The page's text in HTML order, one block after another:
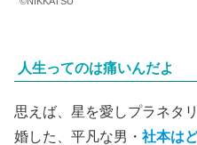
人生ってのは痛いんだよ
思えば、星を愛しプラネタ
婚した、平凡な男・ 社本は